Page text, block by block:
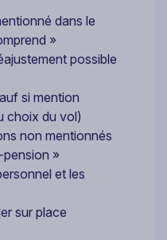
dans le
»
possible
si mention
choix du vol)
non mentionnés
pension »
et les
sur place